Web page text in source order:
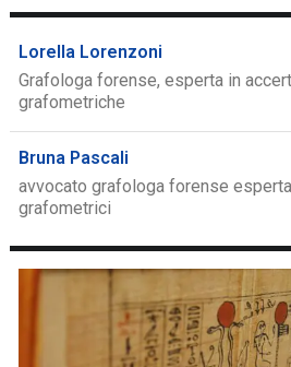
Lorella Lorenzoni
Grafologa forense, esperta in
grafometriche
Bruna Pascali
avvocato grafologa forense
grafometrici